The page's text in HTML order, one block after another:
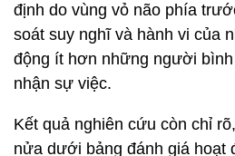
định do vùng vỏ não phía
soát suy nghĩ và hành vi của
động ít hơn những người
nhận sự việc.
Kết quả nghiên cứu còn chỉ
nửa dưới bảng đánh giá hoạt